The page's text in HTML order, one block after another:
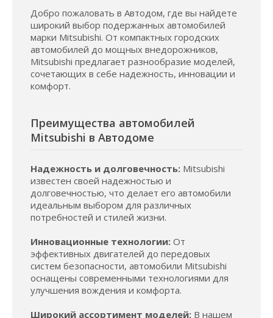
Добро пожаловать в Автодом, где вы найдете
широкий выбор подержанных автомобилей
марки Mitsubishi. От компактных городских
автомобилей до мощных внедорожников,
Mitsubishi предлагает разнообразие моделей,
сочетающих в себе надежность, инновации и
комфорт.
Преимущества автомобилей
Mitsubishi в Автодоме
Надежность и долговечность: Mitsubishi
известен своей надежностью и
долговечностью, что делает его автомобили
идеальным выбором для различных
потребностей и стилей жизни.
Инновационные технологии: От
эффективных двигателей до передовых
систем безопасности, автомобили Mitsubishi
оснащены современными технологиями для
улучшения вождения и комфорта.
Широкий ассортимент моделей: В нашем